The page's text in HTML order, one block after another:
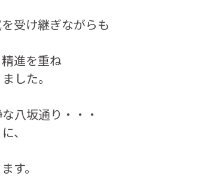
受け継ぎながらも
進を重ね
した。
八坂通り・・・
、
す。